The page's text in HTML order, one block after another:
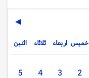
▶
اثنين ثلاثاء اربعاء خميس
2
3
4
5